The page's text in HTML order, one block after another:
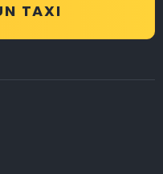
TAXI